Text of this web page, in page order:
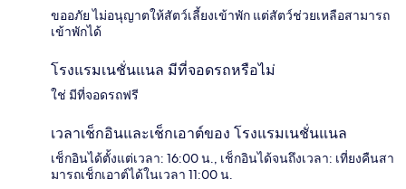
ขออภัย ไม่อนุญาตให้สัตว์เลี้ยงเข้าพัก แต่สัตว์ช่วยเหลือสามารถ
เข้าพักได้
โรงแรมเนชั่นแนล มีที่จอดรถหรือไม่
ใช่ มีที่จอดรถฟรี
เวลาเช็กอินและเช็กเอาต์ของ โรงแรมเนชั่นแนล
เช็กอินได้ตั้งแต่เวลา: 16:00 น., เช็กอินได้จนถึงเวลา: เที่ยงคืนสา
มารถเช็กเอาต์ได้ในเวลา 11:00 น.